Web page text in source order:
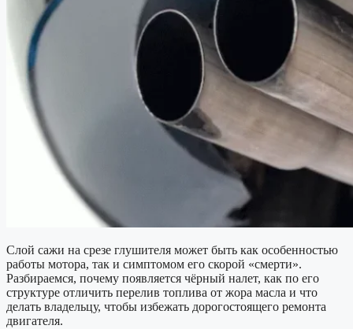
Слой сажи на срезе глушителя может быть как особенностью
работы мотора, так и симптомом его скорой «смерти».
Разбираемся, почему появляется чёрный налет, как по его
структуре отличить перелив топлива от жора масла и что
делать владельцу, чтобы избежать дорогостоящего ремонта
двигателя.